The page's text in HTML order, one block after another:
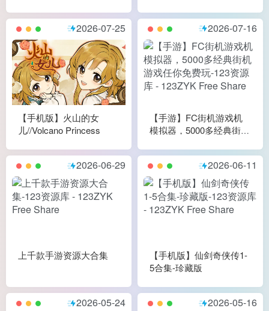
2026-07-25
【手机版】火山的女
儿//Volcano Princess
2026-07-16
【手游】FC街机游戏机
模拟器，5000多经典街机
2026-06-29
上千款手游资源大合集
2026-06-11
【手机版】仙剑奇侠传1-
5合集-珍藏版
2026-05-24 2026-05-16